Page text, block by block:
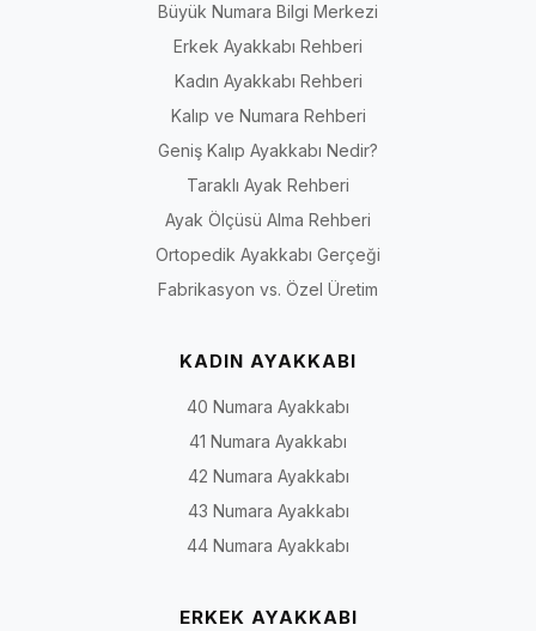
Büyük Numara Bilgi Merkezi
Erkek Ayakkabı Rehberi
Kadın Ayakkabı Rehberi
Kalıp ve Numara Rehberi
Geniş Kalıp Ayakkabı Nedir?
Taraklı Ayak Rehberi
Ayak Ölçüsü Alma Rehberi
Ortopedik Ayakkabı Gerçeği
Fabrikasyon vs. Özel Üretim
KADIN AYAKKABI
40 Numara Ayakkabı
41 Numara Ayakkabı
42 Numara Ayakkabı
43 Numara Ayakkabı
44 Numara Ayakkabı
ERKEK AYAKKABI